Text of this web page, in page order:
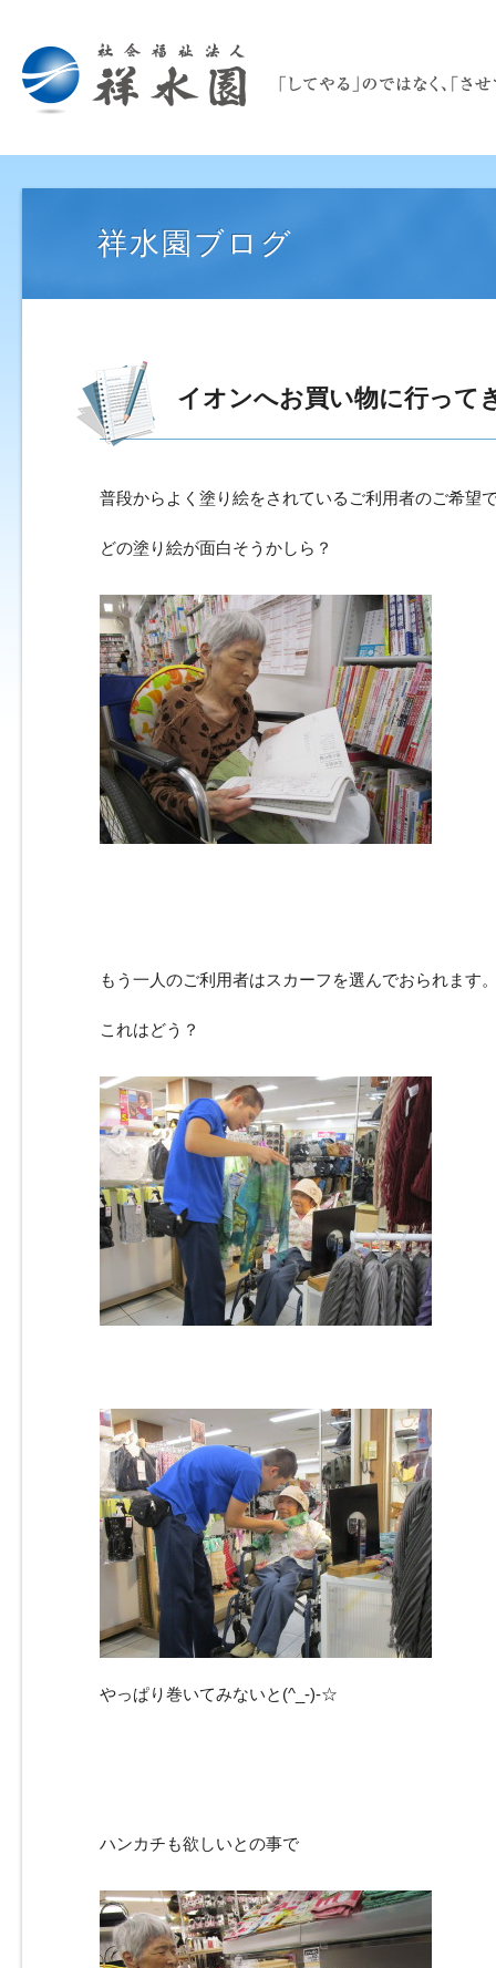
祥水園ブログ
イオンへお買い物に行って
普段からよく塗り絵をされているご利用者のご希望
どの塗り絵が面白そうかしら？
もう一人のご利用者はスカーフを選んでおられます
これはどう？
やっぱり巻いてみないと(^_-)-☆
ハンカチも欲しいとの事で